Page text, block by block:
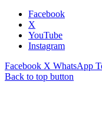
Facebook
X
YouTube
Instagram
Facebook X WhatsApp
Back to top button